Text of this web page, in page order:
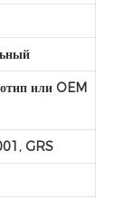
или OEM
GRS